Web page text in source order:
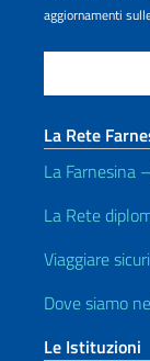
aggiornamenti
La Rete
La Farnesina
La Rete
Viaggiare sicuri
Dove siamo
Le Istituzioni